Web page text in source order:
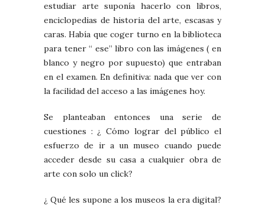
estudiar arte suponía hacerlo con libros,
enciclopedias de historia del arte, escasas y
caras. Había que coger turno en la biblioteca
para tener “ ese” libro con las imágenes ( en
blanco y negro por supuesto) que entraban
en el examen. En definitiva: nada que ver con
la facilidad del acceso a las imágenes hoy.
Se planteaban entonces una serie de
cuestiones : ¿ Cómo lograr del público el
esfuerzo de ir a un museo cuando puede
acceder desde su casa a cualquier obra de
arte con solo un click?
¿ Qué les supone a los museos la era digital?